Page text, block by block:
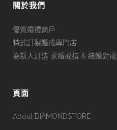
關於我們
優質婚禮商戶
特式訂製婚戒專門店
為新人訂造 求婚戒指 & 結婚對戒
頁面
About DIAMONDSTORE